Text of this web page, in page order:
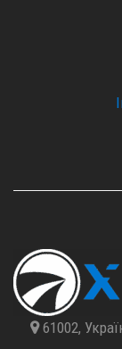
61002,